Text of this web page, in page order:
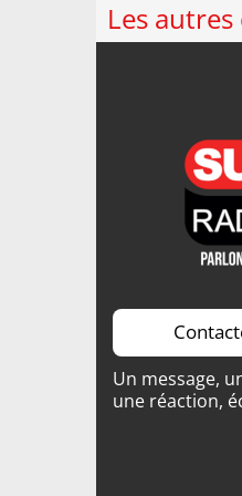
Les
Un message,
une réaction,